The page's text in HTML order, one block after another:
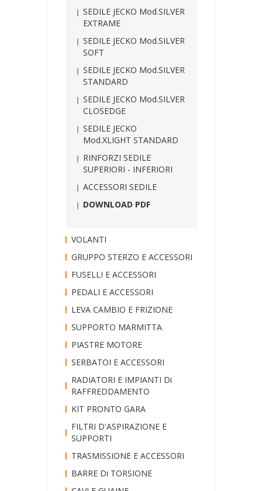
SEDILE JECKO Mod.SILVER
EXTRAME
SEDILE JECKO Mod.SILVER
SOFT
SEDILE JECKO Mod.SILVER
STANDARD
SEDILE JECKO Mod.SILVER
CLOSEDGE
SEDILE JECKO
Mod.XLIGHT STANDARD
RINFORZI SEDILE
SUPERIORI - INFERIORI
ACCESSORI SEDILE
DOWNLOAD PDF
VOLANTI
GRUPPO STERZO E ACCESSORI
FUSELLI E ACCESSORI
PEDALI E ACCESSORI
LEVA CAMBIO E FRIZIONE
SUPPORTO MARMITTA
PIASTRE MOTORE
SERBATOI E ACCESSORI
RADIATORI E IMPIANTI Di
RAFFREDDAMENTO
KIT PRONTO GARA
FILTRI D'ASPIRAZIONE E
SUPPORTI
TRASMISSIONE E ACCESSORI
BARRE Di TORSIONE